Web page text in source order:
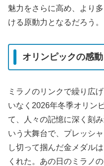
魅力をさらに高め、より
ける原動力となるだろう。
オリンピックの感
ミラノのリンクで繰り広
いなく2026年冬季オリン
て、人々の記憶に深く刻
いう大舞台で、プレッシ
し切って掴んだ金メダル
くれた。あの日のミラノ